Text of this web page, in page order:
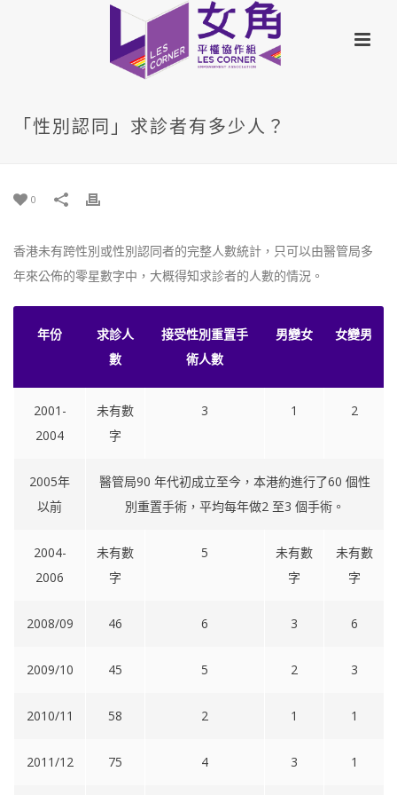
「性別認同」求診者有多少人？
0
香港未有跨性別或性別認同者的完整人數統計，只可以由醫管局多
年來公佈的零星數字中，大概得知求診者的人數的情況。
年份
求診人
數
接受性別重置手
術人數
男變女 女變男
2001-
2004
未有數
字
3 1 2
2005年
以前
醫管局90 年代初成立至今，本港約進行了60 個性
別重置手術，平均每年做2 至3 個手術。
2004-
2006
未有數
字
5
未有數
字
未有數
字
2008/09 46 6 3 6
2009/10 45 5 2 3
2010/11 58 2 1 1
2011/12 75 4 3 1